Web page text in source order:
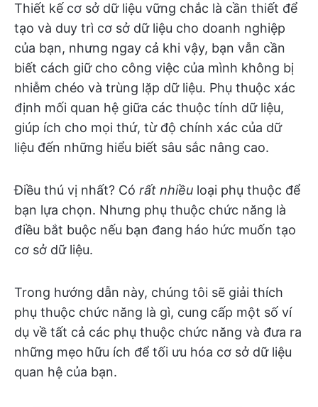
Thiết kế cơ sở dữ liệu vững chắc là cần thiết để
tạo và duy trì cơ sở dữ liệu cho doanh nghiệp
của bạn, nhưng ngay cả khi vậy, bạn vẫn cần
biết cách giữ cho công việc của mình không bị
nhiễm chéo và trùng lặp dữ liệu. Phụ thuộc xác
định mối quan hệ giữa các thuộc tính dữ liệu,
giúp ích cho mọi thứ, từ độ chính xác của dữ
liệu đến những hiểu biết sâu sắc nâng cao.
Điều thú vị nhất? Có rất nhiều loại phụ thuộc để
bạn lựa chọn. Nhưng phụ thuộc chức năng là
điều bắt buộc nếu bạn đang háo hức muốn tạo
cơ sở dữ liệu.
Trong hướng dẫn này, chúng tôi sẽ giải thích
phụ thuộc chức năng là gì, cung cấp một số ví
dụ về tất cả các phụ thuộc chức năng và đưa ra
những mẹo hữu ích để tối ưu hóa cơ sở dữ liệu
quan hệ của bạn.